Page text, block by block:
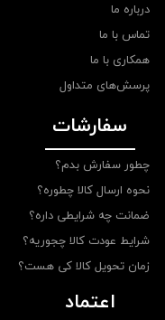
سفارشات
چطور سفارش بدم؟
نحوه ارسال کالا چطوره؟
ضمانت چه شرایطی داره؟
شرایط عودت کالا چجوریه؟
زمان تحویل کالا کی هست؟
اعتماد
درباره ما
تماس با ما
همکاری با ما
پرسش‌های متداول